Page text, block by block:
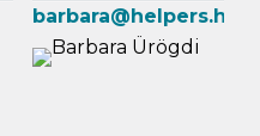
barbara@helpers.hu